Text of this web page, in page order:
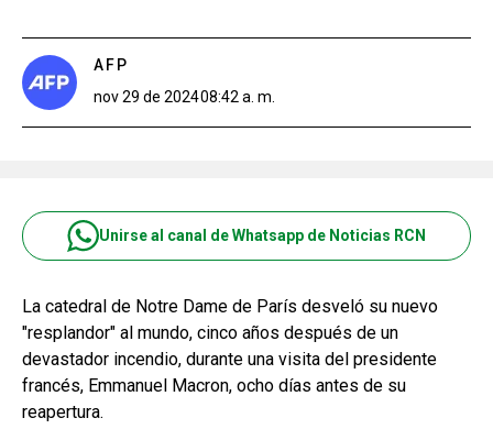
AFP
nov 29 de 202408:42 a. m.
Unirse al canal de Whatsapp de Noticias RCN
La catedral de Notre Dame de París desveló su nuevo
"resplandor" al mundo, cinco años después de un
devastador incendio, durante una visita del presidente
francés, Emmanuel Macron, ocho días antes de su
reapertura.